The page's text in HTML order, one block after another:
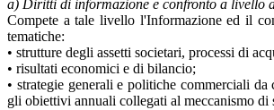
a) Diritti di informazione e confronto a livello
Compete a tale livello l'Informazione ed il
tematiche:
• strutture degli assetti societari, processi di
• risultati economici e di bilancio;
• strategie generali e politiche commerciali da
gli obiettivi annuali collegati al meccanismo di